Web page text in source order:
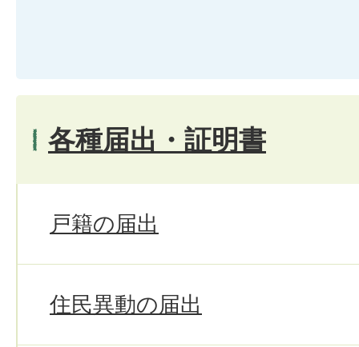
各種届出・証明書
戸籍の届出
住民異動の届出